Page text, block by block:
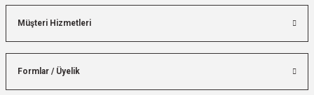
Müşteri Hizmetleri
Formlar / Üyelik